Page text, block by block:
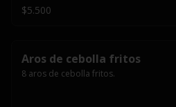
$5.500
Aros de cebolla fritos
8 aros de cebolla fritos.